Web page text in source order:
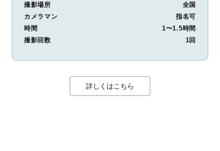
撮影場所
全国
カメラマン
指名可
時間
1〜1.5時間
撮影回数
1回
詳しくはこちら